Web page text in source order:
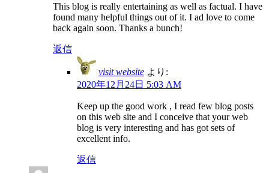
This blog is really entertaining as well as factual. I have
found many helpful things out of it. I ad love to come
back again soon. Thanks a bunch!
返信
visit website より:
2020年12月24日 5:03 AM
Keep up the good work , I read few blog posts
on this web site and I conceive that your web
blog is very interesting and has got sets of
excellent info.
返信